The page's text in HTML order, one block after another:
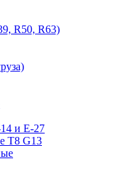
R50, R63)
и Е-27
T8 G13